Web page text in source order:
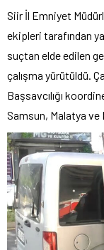
Siir İl Emniyet
ekipleri tarafından
suçtan elde edilen
çalışma yürütüldü.
Başsavcılığı
Samsun, Malatya ve